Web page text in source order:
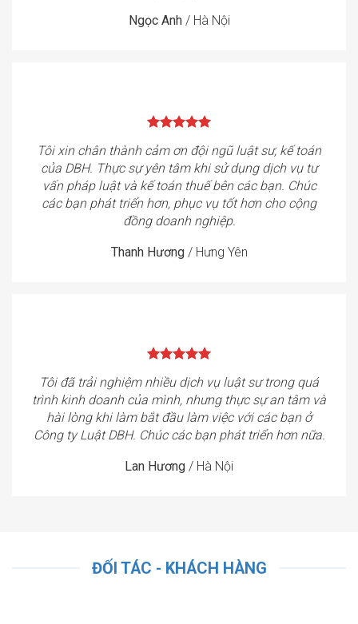
Ngọc Anh / Hà Nội
Tôi xin chân thành cảm ơn đội ngũ luật sư, kế toán
của DBH. Thực sự yên tâm khi sử dụng dịch vụ tư
vấn pháp luật và kế toán thuế bên các bạn. Chúc
các bạn phát triển hơn, phục vụ tốt hơn cho cộng
đồng doanh nghiệp.
Thanh Hương / Hưng Yên
Tôi đã trải nghiệm nhiều dịch vụ luật sư trong quá
trình kinh doanh của mình, nhưng thực sự an tâm và
hài lòng khi làm bắt đầu làm việc với các bạn ở
Công ty Luật DBH. Chúc các bạn phát triển hơn nữa.
Lan Hương / Hà Nội
ĐỐI TÁC - KHÁCH HÀNG